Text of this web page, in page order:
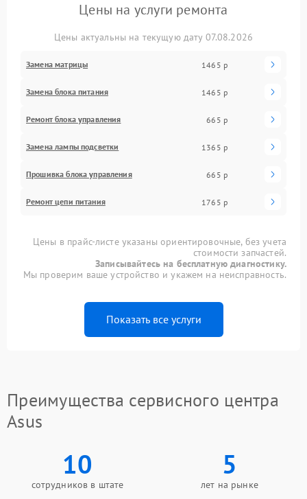
Цены на услуги ремонта
Цены актуальны на текущую дату 07.08.2026
Замена матрицы 1465 р
Замена блока питания 1465 р
Ремонт блока управления 665 р
Замена лампы подсветки 1365 р
Прошивка блока управления 665 р
Ремонт цепи питания 1765 р
Цены в прайс-листе указаны ориентировочные, без учета
стоимости запчастей.
Записывайтесь на бесплатную диагностику.
Мы проверим ваше устройство и укажем на неисправность.
Показать все услуги
Преимущества сервисного центра
Asus
10
сотрудников в штате
5
лет на рынке